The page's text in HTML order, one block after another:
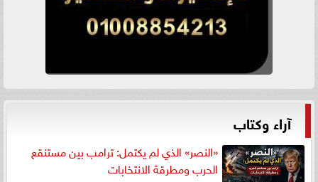
آراء وكتاب
«النصر» الذي لم يكتمل: ترامب بين مستنقع
الحرب ومطرقة الانتخابات